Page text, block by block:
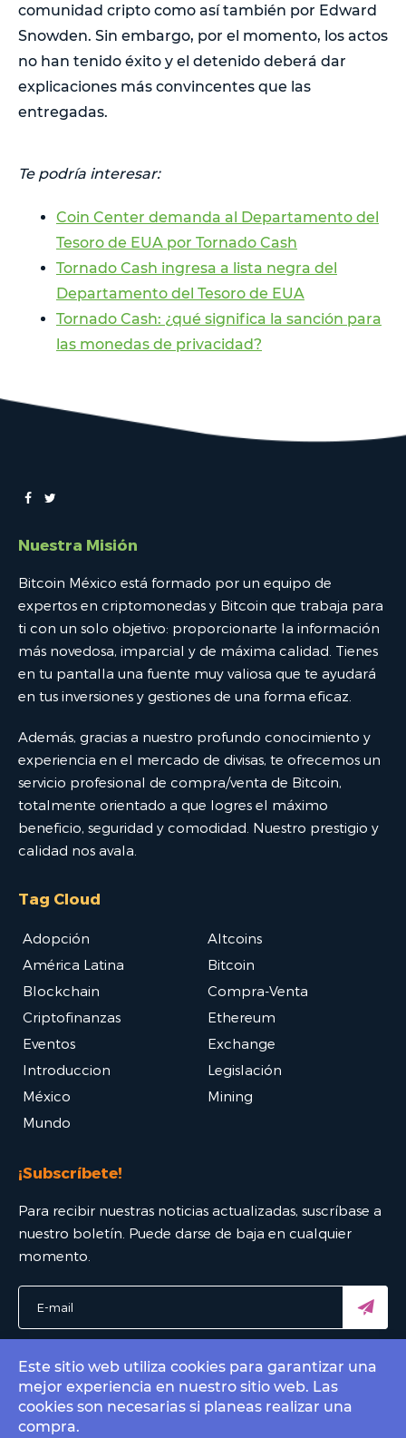
comunidad cripto como así también por Edward
Snowden. Sin embargo, por el momento, los actos
no han tenido éxito y el detenido deberá dar
explicaciones más convincentes que las
entregadas.
Te podría interesar:
Coin Center demanda al Departamento del
Tesoro de EUA por Tornado Cash
Tornado Cash ingresa a lista negra del
Departamento del Tesoro de EUA
Tornado Cash: ¿qué significa la sanción para
las monedas de privacidad?
Nuestra Misión
Bitcoin México está formado por un equipo de
expertos en criptomonedas y Bitcoin que trabaja para
ti con un solo objetivo: proporcionarte la información
más novedosa, imparcial y de máxima calidad. Tienes
en tu pantalla una fuente muy valiosa que te ayudará
en tus inversiones y gestiones de una forma eficaz.
Además, gracias a nuestro profundo conocimiento y
experiencia en el mercado de divisas, te ofrecemos un
servicio profesional de compra/venta de Bitcoin,
totalmente orientado a que logres el máximo
beneficio, seguridad y comodidad. Nuestro prestigio y
calidad nos avala.
Tag Cloud
Adopción
Altcoins
América Latina
Bitcoin
Blockchain
Compra-Venta
Criptofinanzas
Ethereum
Eventos
Exchange
Introduccion
Legislación
México
Mining
Mundo
¡Subscríbete!
Para recibir nuestras noticias actualizadas, suscríbase a
nuestro boletín. Puede darse de baja en cualquier
momento.
© 2022 Bitcoin Mexico - El mejor portal Bitcoin. All rights
Este sitio web utiliza cookies para garantizar una
mejor experiencia en nuestro sitio web. Las
cookies son necesarias si planeas realizar una
compra.